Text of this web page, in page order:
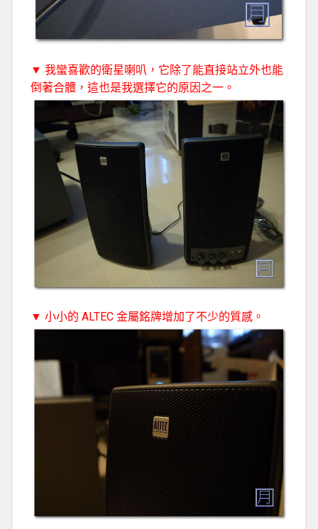
▼ 我蠻喜歡的衛星喇叭，它除了能直接站立外也能
倒著合體，這也是我選擇它的原因之一。
▼ 小小的 ALTEC 金屬銘牌增加了不少的質感。